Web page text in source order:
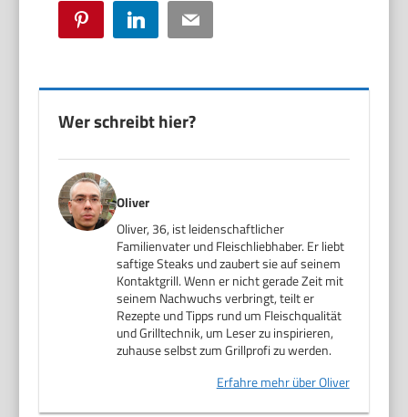
Pinterest LinkedIn Email
Wer schreibt hier?
Oliver
Oliver, 36, ist leidenschaftlicher
Familienvater und Fleischliebhaber. Er liebt
saftige Steaks und zaubert sie auf seinem
Kontaktgrill. Wenn er nicht gerade Zeit mit
seinem Nachwuchs verbringt, teilt er
Rezepte und Tipps rund um Fleischqualität
und Grilltechnik, um Leser zu inspirieren,
zuhause selbst zum Grillprofi zu werden.
Erfahre mehr über Oliver